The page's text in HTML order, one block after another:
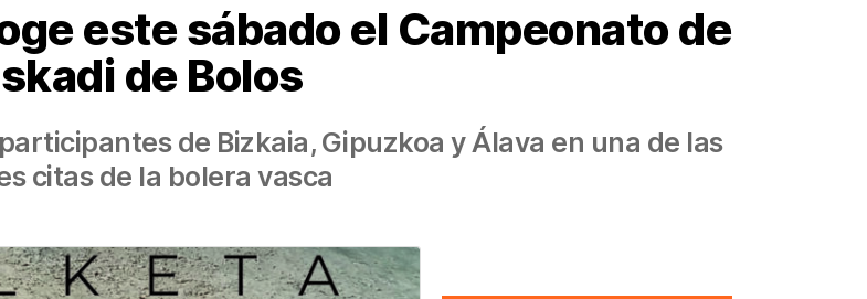
este sábado el Campeonato de
de Bolos
de Bizkaia, Gipuzkoa y Álava en una de las
citas de la bolera vasca